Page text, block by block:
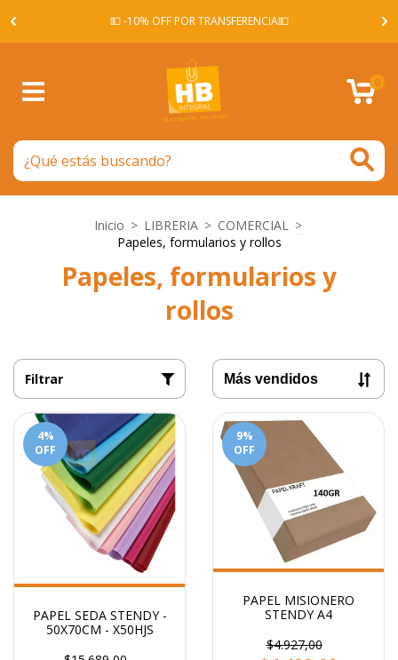
💵 -10% OFF POR TRANSFERENCIA💵
0
Inicio > LIBRERIA > COMERCIAL >
Papeles, formularios y rollos
Papeles, formularios y
rollos
Filtrar
4%
OFF
PAPEL SEDA STENDY -
50X70CM - X50HJS
9%
OFF
PAPEL MISIONERO
STENDY A4
$4.927,00